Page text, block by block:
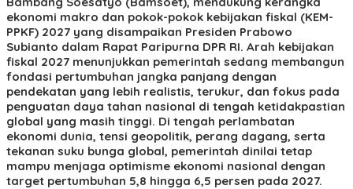
ekonomi makro dan pokok-pokok kebijakan fiskal (KEM-
PPKF) 2027 yang disampaikan Presiden Prabowo
Subianto dalam Rapat Paripurna DPR RI. Arah kebijakan
fiskal 2027 menunjukkan pemerintah sedang membangun
fondasi pertumbuhan jangka panjang dengan
pendekatan yang lebih realistis, terukur, dan fokus pada
penguatan daya tahan nasional di tengah ketidakpastian
global yang masih tinggi. Di tengah perlambatan
ekonomi dunia, tensi geopolitik, perang dagang, serta
tekanan suku bunga global, pemerintah dinilai tetap
mampu menjaga optimisme ekonomi nasional dengan
target pertumbuhan 5,8 hingga 6,5 persen pada 2027.